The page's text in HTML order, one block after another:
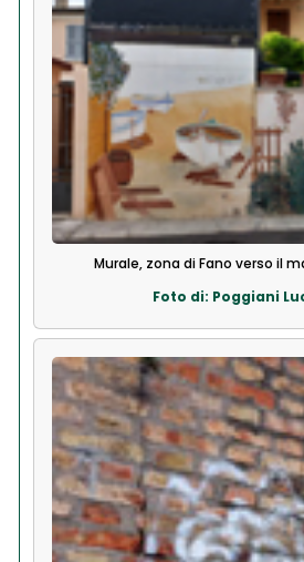
Murale, zona di Fano verso il
Foto di: Poggiani